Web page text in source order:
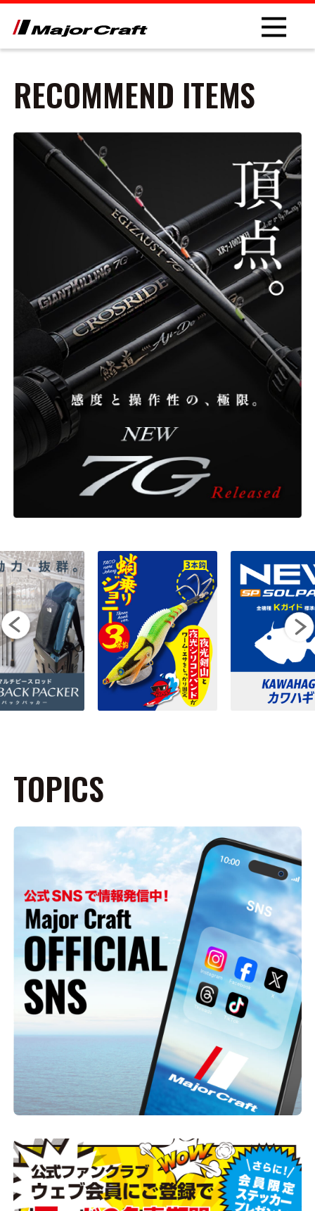
NEW
PRODUCT
OTHER
ONLINE SHOP
OVERSEAS
OFFICIAL FAN CLUB
CUSTOMER
CATALOGUE
RECOMMEND ITEMS
TOPICS